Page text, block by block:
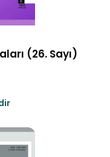
(26. Sayı)